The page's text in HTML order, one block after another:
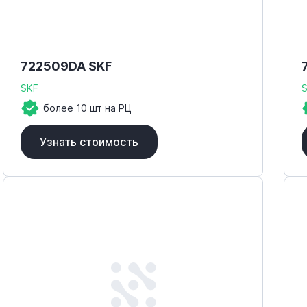
Fafnir
FBM
Fenner
722509DA SKF
SKF
более 10 шт на РЦ
Узнать стоимость